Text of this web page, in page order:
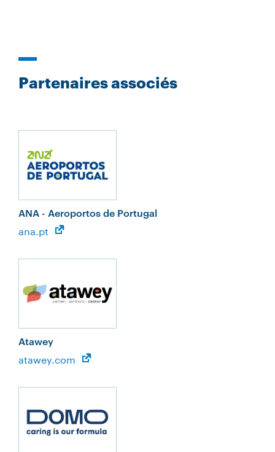
Partenaires associés
ANA - Aeroportos de Portugal
ana.pt
Atawey
atawey.com